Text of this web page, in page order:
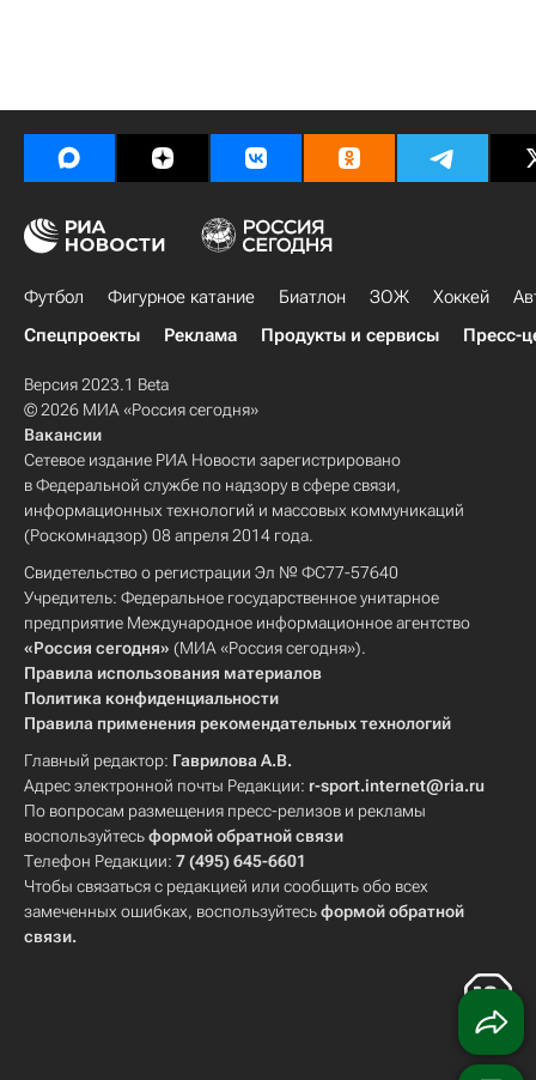
Футбол Фигурное катание Биатлон ЗОЖ Хоккей
Спецпроекты
Реклама Продукты и сервисы Пресс-
Версия 2023.1 Beta
© 2026 МИА «Россия сегодня»
Вакансии
Сетевое издание РИА Новости зарегистрировано
в Федеральной службе по надзору в сфере связи,
информационных технологий и массовых коммуникаций
(Роскомнадзор) 08 апреля 2014 года.
Свидетельство о регистрации Эл № ФС77-57640
Учредитель: Федеральное государственное унитарное
предприятие Международное информационное агентство
«Россия сегодня» (МИА «Россия сегодня»).
Правила использования материалов
Политика конфиденциальности
Правила применения рекомендательных технологий
Главный редактор: Гаврилова А.В.
Адрес электронной почты Редакции: r-sport.internet@ria.ru
По вопросам размещения пресс-релизов и рекламы
воспользуйтесьформой обратной связи
Телефон Редакции: 7 (495) 645-6601
Чтобы связаться с редакцией или сообщить обо всех
замеченных ошибках, воспользуйтесьформой обратной
связи.